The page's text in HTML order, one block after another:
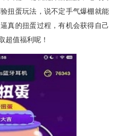
扭蛋玩法，说不定手气爆棚就能
真的扭蛋过程，有机会获得自己
超值福利呢！